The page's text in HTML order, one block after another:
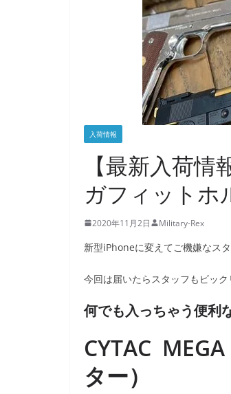
入荷情報
【最新入荷情
ガフィットホ
2020年11月2日 Military-Rex
新型iPhoneに変えてご機嫌なスタ
今回は届いたらスタッフもビッ
何でも入っちゃう便利
CYTAC
ター）